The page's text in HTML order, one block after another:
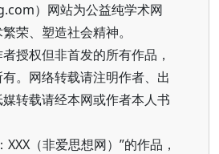
）网站为公益纯学术网
荣、塑造社会精神。
授权但非首发的所有作品，
。网络转载请注明作者、出
转载请经本网或作者本人书
XXX（非爱思想网）”的作品，